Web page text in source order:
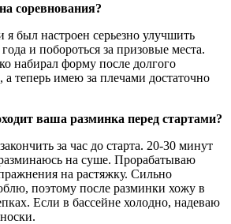
соревнования?
был настроен серьезно улучшить
и побороться за призовые места.
набирал форму после долгого
теперь имею за плечами достаточно
ваша разминка перед стартами?
за час до старта. 20-30 минут
на суше. Прорабатываю
на растяжку. Сильно
поэтому после разминки хожу в
Если в бассейне холодно, надеваю